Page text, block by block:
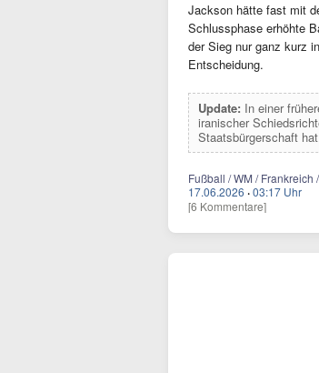
Jackson hätte fast mit
Schlussphase erhöhte
der Sieg nur ganz kurz
Entscheidung.
Update: In einer
iranischer
Staatsbürgerschaft
Fußball / WM /
17.06.2026 ·03:17 Uhr
[6 Kommentare]